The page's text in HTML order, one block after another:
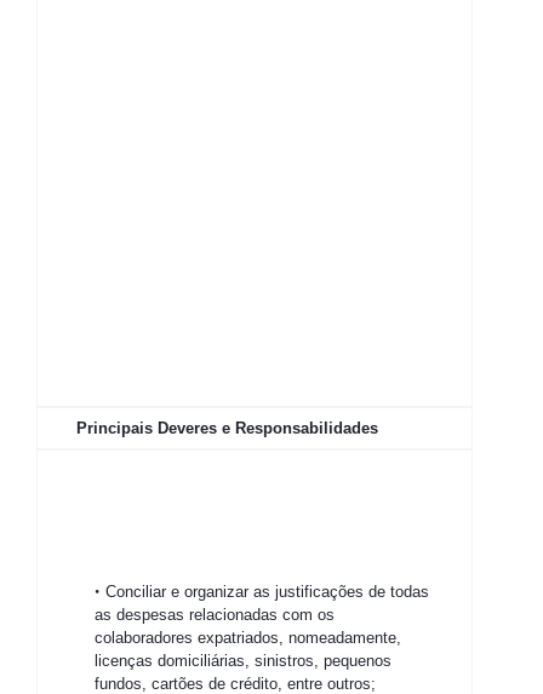
Principais Deveres e Responsabilidades
Conciliar e organizar as justificações de todas
as despesas relacionadas com os
colaboradores expatriados, nomeadamente,
licenças domiciliárias, sinistros, pequenos
fundos, cartões de crédito, entre outros;